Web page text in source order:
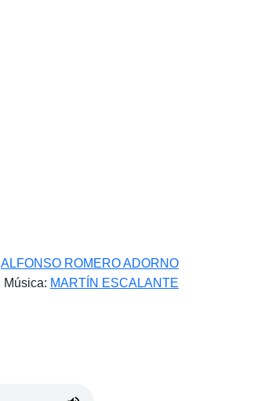
ALFONSO ROMERO ADORNO
Música: MARTÍN ESCALANTE